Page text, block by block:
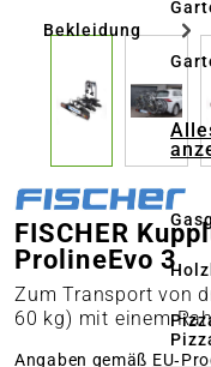
Bekleidung
FISCHER
ProlineEvo 3
Zum Transport von
60 kg) mit einem
Angaben gemäß